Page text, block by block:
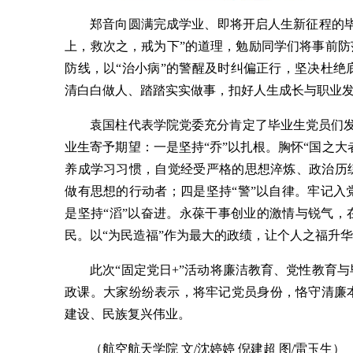
郑音向圆满完成学业、即将开启人生新征程的
上，救次之，戒为下”的道理，勉励同学们将事前
防线，以“治小病”的警醒及时纠偏正行，坚决杜
清白白做人、踏踏实实做事，扣好人生成长与职业
袁国柱代表学院党委充分肯定了毕业生党员们
业生寄予期望：一是坚持“乔”以扎根。胸怀“国之
养成学习习惯，自觉经受严格的思想淬炼、政治
做有思想的行动者；四是坚持“警”以自律。牢记
是坚持“滔”以奋进。永葆干事创业的激情与锐气
民。以“为民造福”作为最大的政绩，让个人之福升
此次“固定党日+”活动将廉洁教育、党性教育
政课。大家纷纷表示，将牢记党员身份，恪守清
建设、民族复兴伟业。
（航空航天学院 文/沈婷婷 倪建超 图/雷玉生）